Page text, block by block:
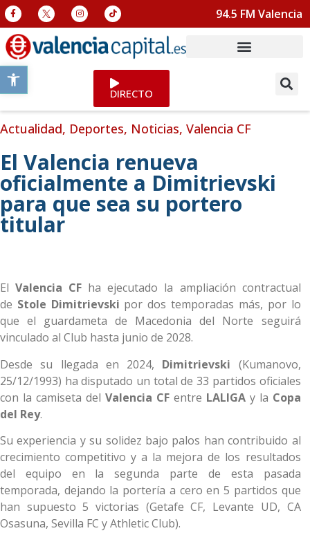
Abrir barra de herramientas
94.5 FM Valencia
DIRECTO
Actualidad, Deportes, Noticias, Valencia CF
El Valencia renueva
oficialmente a Dimitrievski
para que sea su portero
titular
ElValencia CF ha ejecutado la ampliación contractual
de Stole Dimitrievski por dos temporadas más, por lo
que el guardameta de Macedonia del Norte seguirá
vinculado al Club hasta junio de 2028.
Desde su llegada en 2024, Dimitrievski (Kumanovo,
25/12/1993) ha disputado un total de 33 partidos oficiales
con la camiseta del Valencia CFentre LALIGAy la Copa
del Rey.
Su experiencia y su solidez bajo palos han contribuido al
crecimiento competitivo y a la mejora de los resultados
del equipo en la segunda parte de esta pasada
temporada, dejando la portería a cero en 5 partidos que
han supuesto 5 victorias (Getafe CF, Levante UD, CA
Osasuna, Sevilla FC y Athletic Club).